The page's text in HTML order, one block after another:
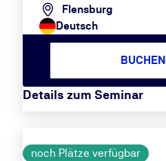
Flensburg
Deutsch
Details zum Seminar
BUCHEN
noch Plätze verfügbar